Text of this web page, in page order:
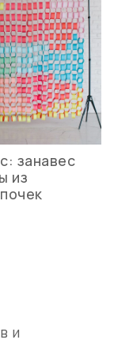
занавес
из
и